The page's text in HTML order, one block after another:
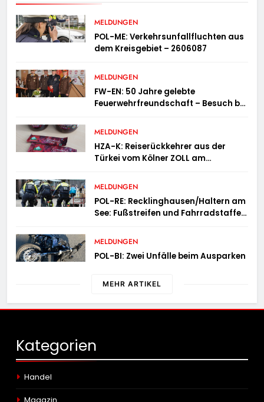
MELDUNGEN
POL-ME: Verkehrsunfallfluchten aus
dem Kreisgebiet – 2606087
MELDUNGEN
FW-EN: 50 Jahre gelebte
Feuerwehrfreundschaft – Besuch bei
Österreich
MELDUNGEN
HZA-K: Reiserückkehrer aus der
Türkei vom Kölner ZOLL am
Potenzhonig erwischt / Gefährlicher
MELDUNGEN
POL-RE: Recklinghausen/Haltern am
See: Fußstreifen und Fahrradstaffel
MELDUNGEN
POL-BI: Zwei Unfälle beim Ausparken
MEHR ARTIKEL
Kategorien
Handel